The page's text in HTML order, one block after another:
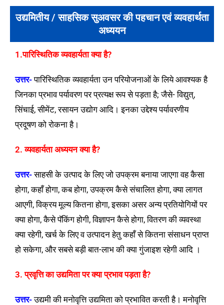
उद्यमितीय / साहसिक सुअवसर की पहचान एवं व्यवहार्थता
अध्ययन
1.पारिस्थितिक व्यवहार्यता क्या है?
उत्तर-पारिस्थितिक व्यवहार्यता उन परियोजनाओं के लिये आवश्यक है
जिनका प्रभाव पर्यावरण पर प्रत्यक्ष रूप से पड़ता है; जैसे- विद्युत्,
सिंचाई, सीमेंट, रसायन उद्योग आदि। इनका उद्देश्य पर्यावरणीय
प्रदूषण को रोकना है।
2. व्यवहार्यता अध्ययन क्या है?
उत्तर-साहसी के उत्पाद के लिए जो उपक्रम बनाया जाएगा वह कैसा
होगा, कहाँ होगा, कब होगा, उपक्रम कैसे संचालित होगा, क्या लागत
आएगी, विक्रय मूल्य कितना होगा, इसका असर अन्य प्रतियोगियों पर
क्या होगा, कैसे पॅकिंग होगी, विज्ञापन कैसे होगा, वितरण की व्यवस्था
क्या रहेगी, खर्च के लिए व उत्पादन हेतु कहाँ से कितना संसाधन प्राप्त
हो सकेगा, और सबसे बड़ी बात-लाभ की क्या गुंजाइश रहेगी आदि ।
3. प्रवृत्ति का उद्यमिता पर क्या प्रभाव पड़ता है?
उत्तर-उद्यमी की मनोवृत्ति उद्यमिता को प्रभावित करती है। मनोवृत्ति